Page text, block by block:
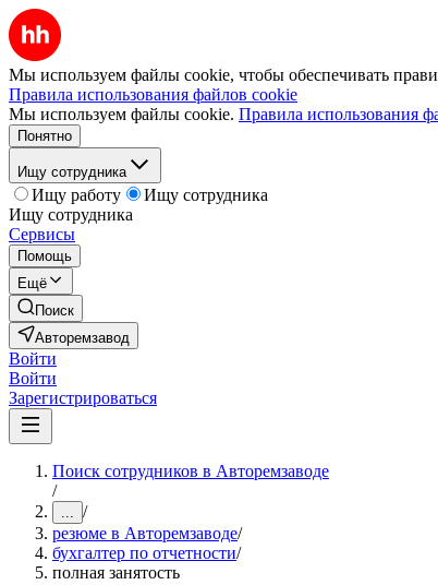
Мы используем файлы cookie, чтобы обеспечивать
Правила использования файлов cookie
Мы используем файлы cookie. Правила использования
Понятно
Ищу сотрудника
Ищу работу
Ищу сотрудника
Ищу сотрудника
Сервисы
Помощь
Ещё
Поиск
Авторемзавод
Войти
Войти
Зарегистрироваться
Поиск сотрудников в Авторемзаводе
/
... /
резюме в Авторемзаводе/
бухгалтер по отчетности/
полная занятость